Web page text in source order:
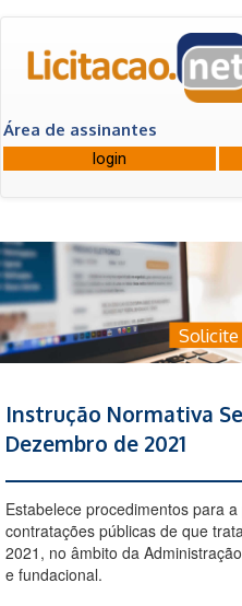
Área de assinantes
Instrução Normativa
Dezembro de 2021
Estabelece procedimentos para
contratações públicas de que
2021, no âmbito da
e fundacional.